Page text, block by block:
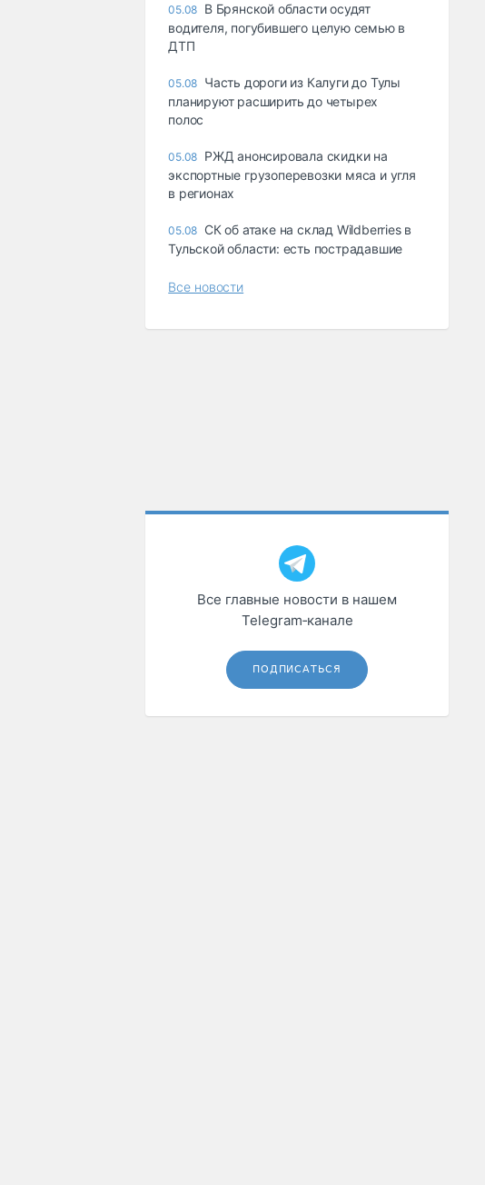
05.08 В Брянской области осудят
водителя, погубившего целую семью в
ДТП
05.08 Часть дороги из Калуги до Тулы
планируют расширить до четырех
полос
05.08 РЖД анонсировала скидки на
экспортные грузоперевозки мяса и угля
в регионах
05.08 СК об атаке на склад Wildberries в
Тульской области: есть пострадавшие
Все новости
Все главные новости в нашем
Telegram‑канале
ПОДПИСАТЬСЯ